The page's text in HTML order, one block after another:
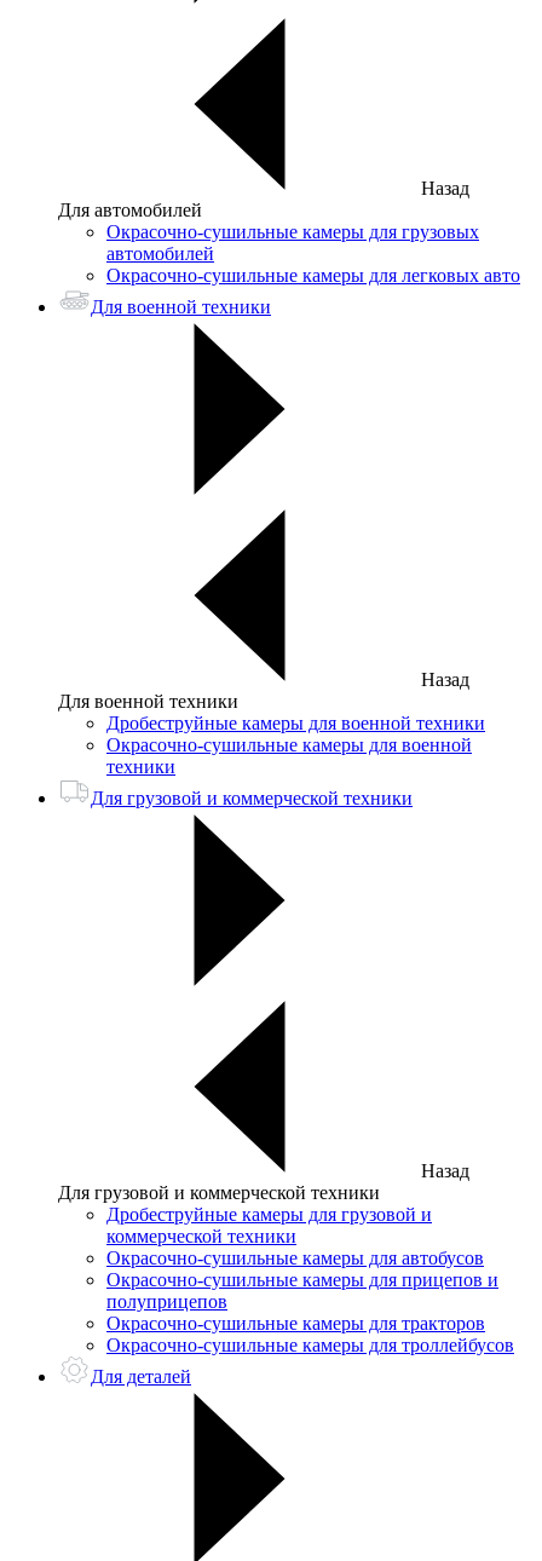
Назад
Для автомобилей
Окрасочно-сушильные камеры для грузовых
автомобилей
Окрасочно-сушильные камеры для легковых авто
Для военной техники
Назад
Для военной техники
Дробеструйные камеры для военной техники
Окрасочно-сушильные камеры для военной
техники
Для грузовой и коммерческой техники
Назад
Для грузовой и коммерческой техники
Дробеструйные камеры для грузовой и
коммерческой техники
Окрасочно-сушильные камеры для автобусов
Окрасочно-сушильные камеры для прицепов и
полуприцепов
Окрасочно-сушильные камеры для тракторов
Окрасочно-сушильные камеры для троллейбусов
Для деталей